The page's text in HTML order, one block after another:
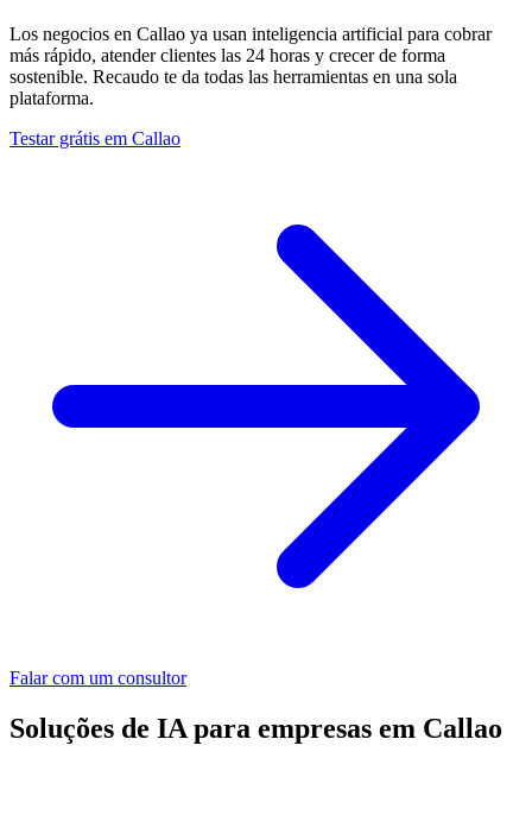
Los negocios en Callao ya usan inteligencia artificial para cobrar
más rápido, atender clientes las 24 horas y crecer de forma
sostenible. Recaudo te da todas las herramientas en una sola
plataforma.
Testar grátis em Callao
Falar com um consultor
Soluções de IA para empresas em Callao